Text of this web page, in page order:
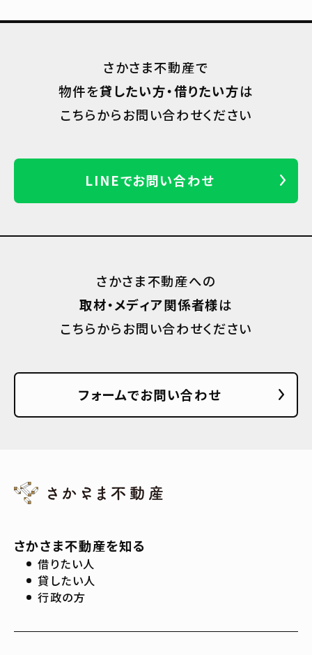
さかさま不動産で
物件を貸したい方・借りたい方は
こちらからお問い合わせください
LINEでお問い合わせ
さかさま不動産への
取材・メディア関係者様は
こちらからお問い合わせください
フォームでお問い合わせ
さかさま不動産を知る
借りたい人
貸したい人
行政の方